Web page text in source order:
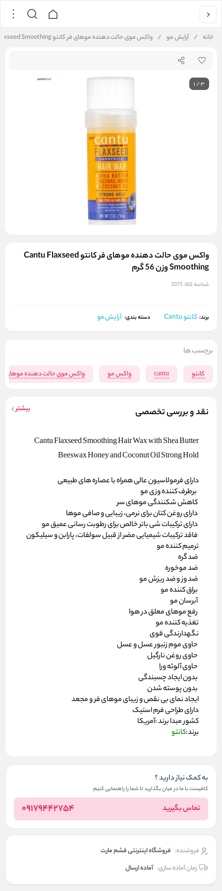
خانه / آرایش مو / واکس موی حالت دهنده موهای فر کانتو Cantu Flaxseed Smoothing وزن 56 گرم
1/3
واکس موی حالت دهنده موهای فر کانتو Cantu Flaxseed
Smoothing وزن 56 گرم
شناسه کالا: 3375
برند: کانتو Cantu دسته بندی: آرایش مو
نقد و بررسی تخصصی بیشتر
Cantu Flaxseed Smoothing Hair Wax with Shea Butter
Beeswax Honey and Coconut Oil Strong Hold
دارای فرمولاسیون عالی همراه با عصاره های طبیعی
برطرف کننده وزی مو
کاهش شکنندگی موهای سر
دارای روغن کتان برای نرمی، زیبایی و صافی موها
دارای ترکیبات شی باتر خالص برای رطوبت رسانی عمیق مو
فاقد ترکیبات شیمیایی مضر از قبیل سولفات، پارابن و سیلیکون
ترمیم کننده مو
ضد گره
ضد موخوره
ضد وز و ضد ریزش مو
براق کننده مو
آبرسان مو
رفع موهای معلق در هوا
تغذیه کننده مو
نگهدارندگی قوی
حاوی موم زنبور عسل و عسل
حاوی روغن نارگیل
حاوی آلوئه ورا
بدون ایجاد چسبندگی
بدون پوسته شدن
ایجاد نمای بی نقص و زیبای موهای فر و مجعد
دارای طراحی فرم استیک
کشور مبدا برند :آمریکا
برند:کانتو
به کمک نیاز دارید ؟
کافیست با ما در میان بگذارید تا شما را راهنمایی کنیم
تماس بگیرید 09179442754
فروشنده: فروشگاه اینترنتی قشم مارت
زمان آماده سازی: آماده ارسال
برچسب ها
کانتو cantu واکس مو واکس موی حالت دهنده موهای فر